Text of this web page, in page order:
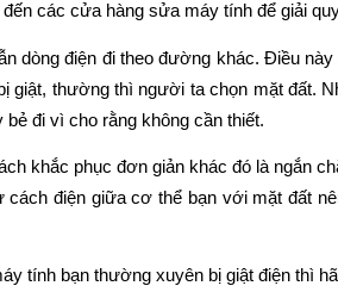
các cửa hàng sửa máy tính để giải
dòng điện đi theo đường khác. Điều
giật, thường thì người ta chọn mặt đất.
đi vì cho rằng không cần thiết.
khắc phục đơn giản khác đó là ngắn
điện giữa cơ thể bạn với mặt đất
tính bạn thường xuyên bị giật điện thì